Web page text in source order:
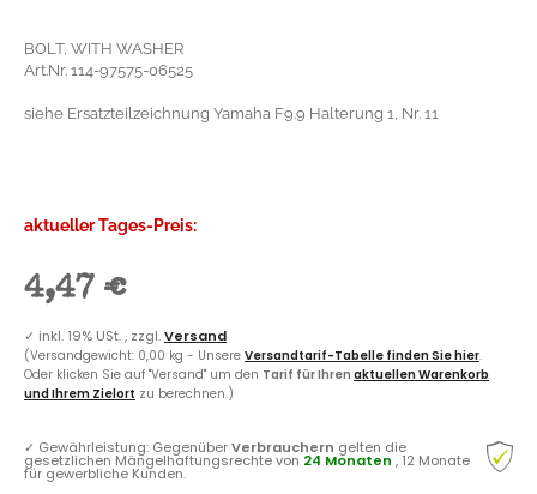
BOLT, WITH WASHER
Art.Nr. 114-97575-06525
siehe Ersatzteilzeichnung Yamaha F9.9 Halterung 1, Nr. 11
aktueller Tages-Preis:
4,47 €
✓ inkl. 19% USt. , zzgl.Versand
(Versandgewicht: 0,00 kg - Unsere Versandtarif-Tabelle finden Sie hier.
Oder klicken Sie auf "Versand" um den Tarif für Ihren aktuellen Warenkorb
und Ihrem Zielort zu berechnen.)
✓ Gewährleistung: GegenüberVerbrauchern gelten die
gesetzlichen Mängelhaftungsrechte von 24 Monaten , 12 Monate
für gewerbliche Kunden.